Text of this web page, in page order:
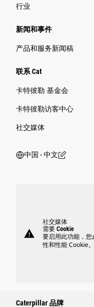
行业
新闻和事件
产品和服务新闻稿
联系 Cat
卡特彼勒 基金会
卡特彼勒访客中心
社交媒体
中国 ‧ 中文
warning
社交媒体
需要 Cookie
要启用此功能，
性和性能 Cookie。
Caterpillar 品牌